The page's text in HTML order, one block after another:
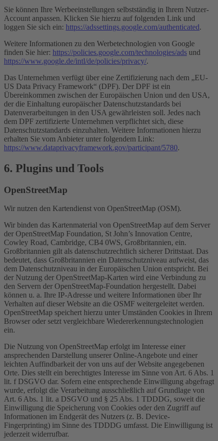
Sie können Ihre Werbeeinstellungen selbstständig in Ihrem Nutzer-
Account anpassen. Klicken Sie hierzu auf folgenden Link und
loggen Sie sich ein: https://adssettings.google.com/authenticated.
Weitere Informationen zu den Werbetechnologien von Google
finden Sie hier: https://policies.google.com/technologies/ads und
https://www.google.de/intl/de/policies/privacy/.
Das Unternehmen verfügt über eine Zertifizierung nach dem „EU-
US Data Privacy Framework“ (DPF). Der DPF ist ein
Übereinkommen zwischen der Europäischen Union und den USA,
der die Einhaltung europäischer Datenschutzstandards bei
Datenverarbeitungen in den USA gewährleisten soll. Jedes nach
dem DPF zertifizierte Unternehmen verpflichtet sich, diese
Datenschutzstandards einzuhalten. Weitere Informationen hierzu
erhalten Sie vom Anbieter unter folgendem Link:
https://www.dataprivacyframework.gov/participant/5780.
6. Plugins und Tools
OpenStreetMap
Wir nutzen den Kartendienst von OpenStreetMap (OSM).
Wir binden das Kartenmaterial von OpenStreetMap auf dem Server
der OpenStreetMap Foundation, St John’s Innovation Centre,
Cowley Road, Cambridge, CB4 0WS, Großbritannien, ein.
Großbritannien gilt als datenschutzrechtlich sicherer Drittstaat. Das
bedeutet, dass Großbritannien ein Datenschutzniveau aufweist, das
dem Datenschutzniveau in der Europäischen Union entspricht. Bei
der Nutzung der OpenStreetMap-Karten wird eine Verbindung zu
den Servern der OpenStreetMap-Foundation hergestellt. Dabei
können u. a. Ihre IP-Adresse und weitere Informationen über Ihr
Verhalten auf dieser Website an die OSMF weitergeleitet werden.
OpenStreetMap speichert hierzu unter Umständen Cookies in Ihrem
Browser oder setzt vergleichbare Wiedererkennungstechnologien
ein.
Die Nutzung von OpenStreetMap erfolgt im Interesse einer
ansprechenden Darstellung unserer Online-Angebote und einer
leichten Auffindbarkeit der von uns auf der Website angegebenen
Orte. Dies stellt ein berechtigtes Interesse im Sinne von Art. 6 Abs. 1
lit. f DSGVO dar. Sofern eine entsprechende Einwilligung abgefragt
wurde, erfolgt die Verarbeitung ausschließlich auf Grundlage von
Art. 6 Abs. 1 lit. a DSGVO und § 25 Abs. 1 TDDDG, soweit die
Einwilligung die Speicherung von Cookies oder den Zugriff auf
Informationen im Endgerät des Nutzers (z. B. Device-
Fingerprinting) im Sinne des TDDDG umfasst. Die Einwilligung ist
jederzeit widerrufbar.